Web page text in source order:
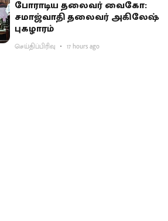
போராடிய தலைவர் வைகோ:
சமாஜ்வாதி தலைவர் அகிலேஷ்
புகழாரம்
செய்திப்பிரிவு 17 hours ago